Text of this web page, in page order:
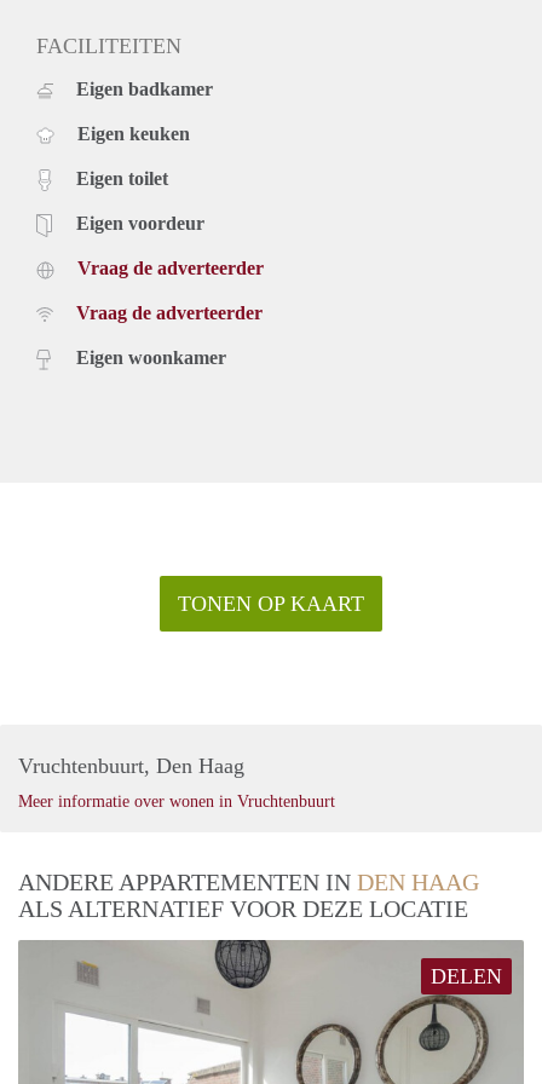
- Available directly
FACILITEITEN
Eigen badkamer
Eigen keuken
Eigen toilet
Eigen voordeur
Vraag de adverteerder
Vraag de adverteerder
Eigen woonkamer
TONEN OP KAART
Vruchtenbuurt, Den Haag
Meer informatie over wonen in Vruchtenbuurt
ANDERE APPARTEMENTEN IN DEN HAAG
ALS ALTERNATIEF VOOR DEZE LOCATIE
DELEN